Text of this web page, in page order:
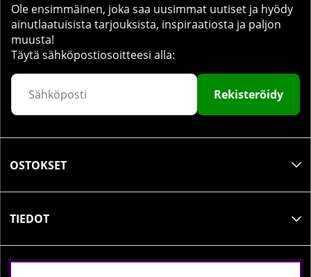
Ole ensimmäinen, joka saa uusimmat uutiset ja hyödy
ainutlaatuisista tarjouksista, inspiraatiosta ja paljon
muusta!
Täytä sähköpostiosoitteesi alla:
Rekisteröidy
OSTOKSET
TIEDOT